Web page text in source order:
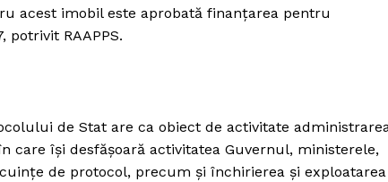
acest imobil este aprobată finanțarea pentru
RAAPPS.
de Stat are ca obiect de activitate
care își desfășoară activitatea Guvernul, ministerele,
de protocol, precum și închirierea și exploatarea